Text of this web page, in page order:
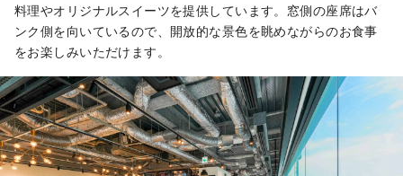
料理やオリジナルスイーツを提供しています。​窓側の座席はバ
ンク側を向いているので、開放的な景色を眺めながらのお食事
をお楽しみいただけます。